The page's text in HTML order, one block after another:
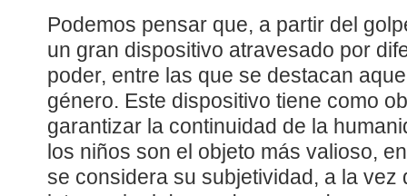
Podemos pensar que, a partir del
un gran dispositivo atravesado por
poder, entre las que se destacan
género. Este dispositivo tiene como
garantizar la continuidad de la
los niños son el objeto más valioso,
se considera su subjetividad, a la vez